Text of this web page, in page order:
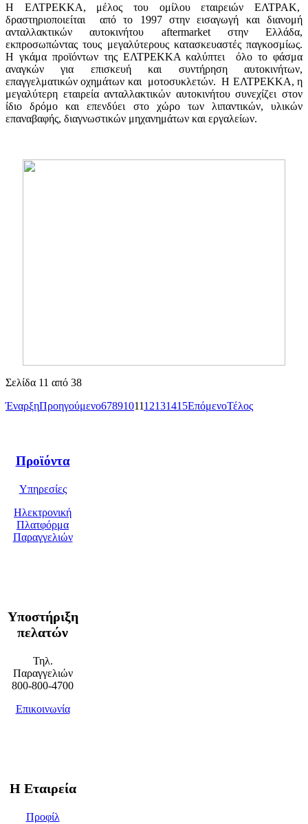
Η ΕΛΤΡΕΚΚΑ, μέλος του ομίλου εταιρειών ΕΛΤΡΑΚ,
δραστηριοποιείται από το 1997 στην εισαγωγή και διανομή
ανταλλακτικών αυτοκινήτου aftermarket στην Ελλάδα,
εκπροσωπώντας τους μεγαλύτερους κατασκευαστές παγκοσμίως.
Η γκάμα προϊόντων της ΕΛΤΡΕΚΚΑ καλύπτει όλο το φάσμα
αναγκών για επισκευή και συντήρηση αυτοκινήτων,
επαγγελματικών οχημάτων και μοτοσυκλετών. Η ΕΛΤΡΕΚΚΑ, η
μεγαλύτερη εταιρεία ανταλλακτικών αυτοκινήτου συνεχίζει στον
ίδιο δρόμο και επενδύει στο χώρο των λιπαντικών, υλικών
επαναβαφής, διαγνωστικών μηχανημάτων και εργαλείων.
Σελίδα 11 από 38
ΈναρξηΠροηγούμενο6789101112131415ΕπόμενοΤέλος
Προϊόντα
Υπηρεσίες
Ηλεκτρονική
Πλατφόρμα
Παραγγελιών
Υποστήριξη
πελατών
Τηλ.
Παραγγελιών
800-800-4700
Επικοινωνία
Η Εταιρεία
Προφίλ